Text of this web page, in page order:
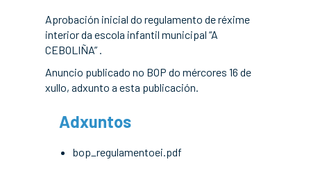
Aprobación inicial do regulamento de réxime
interior da escola infantil municipal “A
CEBOLIÑA” .
Anuncio publicado no BOP do mércores 16 de
xullo, adxunto a esta publicación.
Adxuntos
bop_regulamentoei.pdf